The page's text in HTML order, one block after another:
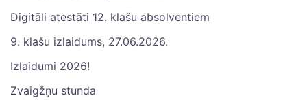
Digitāli atestāti 12. klašu absolventiem
9. klašu izlaidums, 27.06.2026.
Izlaidumi 2026!
Zvaigžņu stunda